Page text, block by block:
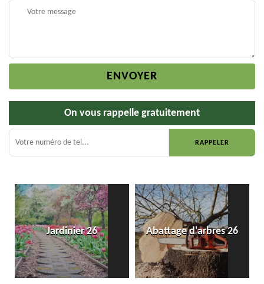
On vous rappelle gratuitement
Jardinier 26 Abattage d'arbres 26